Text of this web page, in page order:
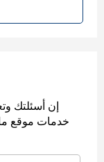
إن أسئلتك
خدمات موقع